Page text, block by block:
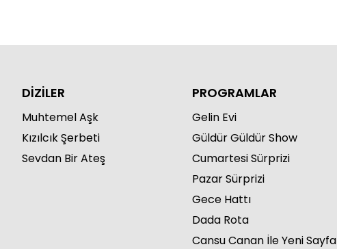
DİZİLER
Muhtemel Aşk
Kızılcık Şerbeti
Sevdan Bir Ateş
PROGRAMLAR
Gelin Evi
Güldür Güldür Show
Cumartesi Sürprizi
Pazar Sürprizi
Gece Hattı
Dada Rota
Cansu Canan İle Yeni Sayfa